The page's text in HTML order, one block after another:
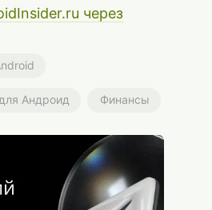
через
Андроид Финансы